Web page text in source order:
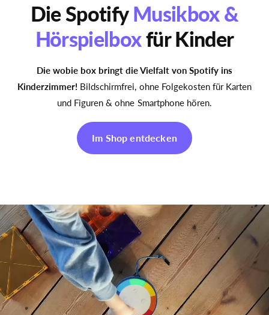
Die SpotifyMusikbox &
Hörspielboxfür Kinder
Die wobie box bringt die Vielfalt von Spotify ins
Kinderzimmer! Bildschirmfrei, ohne Folgekosten für Karten
und Figuren & ohne Smartphone hören.
Im Shop entdecken
V
i
d
e
l
a